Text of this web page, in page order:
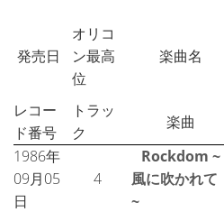
発売日
オリコ
ン最高
位
楽曲名
レコー
ド番号
トラッ
ク
楽曲
1986年
09月05
日
4
Rockdom ~
風に吹かれて
~